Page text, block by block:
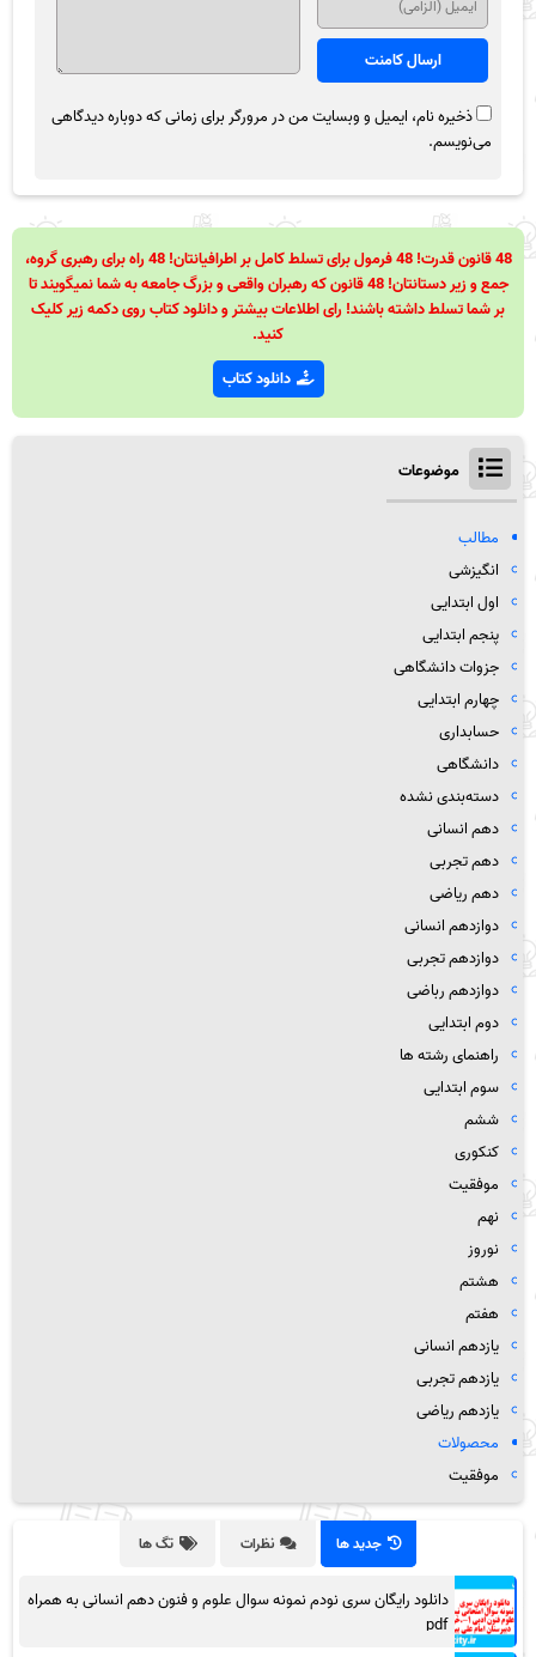
ذخیره نام، ایمیل و وبسایت من در مرورگر برای زمانی که دوباره دیدگاهی
می‌نویسم.
48 قانون قدرت! 48 فرمول برای تسلط کامل بر اطرافیانتان! 48 راه برای رهبری گروه،
جمع و زیر دستانتان! 48 قانون که رهبران واقعی و بزرگ جامعه به شما نمیگویند تا
بر شما تسلط داشته باشند! رای اطلاعات بیشتر و دانلود کتاب روی دکمه زیر کلیک
کنید.
دانلود کتاب
موضوعات
مطالب
انگیزشی
اول ابتدایی
پنجم ابتدایی
جزوات دانشگاهی
چهارم ابتدایی
حسابداری
دانشگاهی
دسته‌بندی نشده
دهم انسانی
دهم تجربی
دهم ریاضی
دوازدهم انسانی
دوازدهم تجربی
دوازدهم رباضی
دوم ابتدایی
راهنمای رشته ها
سوم ابتدایی
ششم
کنکوری
موفقیت
نهم
نوروز
هشتم
هفتم
یازدهم انسانی
یازدهم تجربی
یازدهم ریاضی
محصولات
موفقیت
جدید ها نظرات تگ ها
دانلود رایگان سری نودم نمونه سوال علوم و فنون دهم انسانی به همراه
pdf